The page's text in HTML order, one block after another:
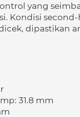
yang
Kondisi
dipastikan
31.8 mm